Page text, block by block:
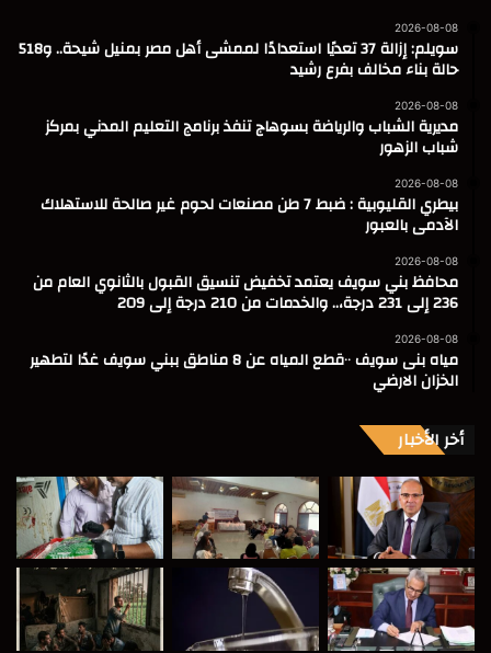
2026-08-08
سويلم: إزالة 37 تعديًا استعدادًا لممشى أهل مصر بمنيل شيحة.. و518
حالة بناء مخالف بفرع رشيد
2026-08-08
مديرية الشباب والرياضة بسوهاج تنفذ برنامج التعليم المدني بمركز
شباب الزهور
2026-08-08
بيطري القليوبية : ضبط 7 طن مصنعات لحوم غير صالحة للاستهلاك
الآدمى بالعبور
2026-08-08
محافظ بني سويف يعتمد تخفيض تنسيق القبول بالثانوي العام من
236 إلى 231 درجة،.. والخدمات من 210 درجة إلى 209
2026-08-08
مياه بنى سويف ٠٠قطع المياه عن 8 مناطق ببني سويف غدًا لتطهير
الخزان الارضي
أخر الأخبار